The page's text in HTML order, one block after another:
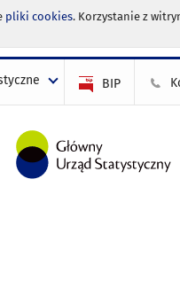
pliki cookies. Korzystanie z
BIP